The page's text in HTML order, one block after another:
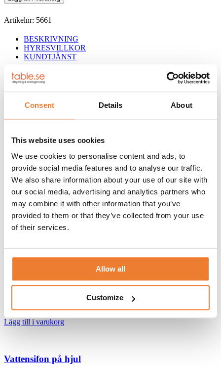
Consent Details About
This website uses cookies
We use cookies to personalise content and ads, to
provide social media features and to analyse our traffic.
We also share information about your use of our site with
our social media, advertising and analytics partners who
may combine it with other information that you’ve
provided to them or that they’ve collected from your use
of their services.
Allow all
Customize
liter
Artikelnr: 5661
BESKRIVNING
HYRESVILLKOR
KUNDTJÄNST
Vattendunk med hällpip.
VOLYM: 25 liter
Klicka pådenna länk
för information om våra hyresvillkor eller
E-post: info@table.se
RELATERADE PRODUKTER
Plastkaraff 1,5 liter
Art nr.7070
Lägg till i varukorg
Mobil köksö
5.000kr
Lägg till i varukorg
Vattensifon på hjul